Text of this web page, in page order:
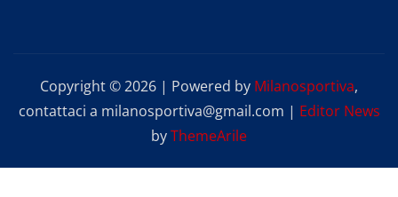
Copyright © 2026 | Powered by Milanosportiva,
contattaci a milanosportiva@gmail.com | Editor News
byThemeArile